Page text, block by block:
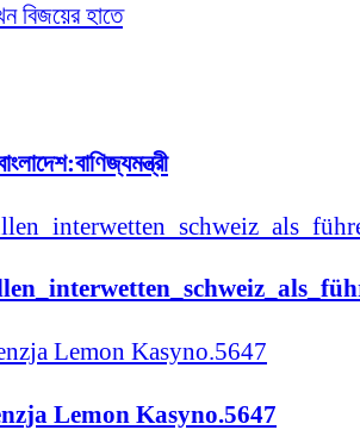
বিজয়ের হাতে
Lemon Kasyno.5647